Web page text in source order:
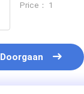
Price： 1
Doorgaan